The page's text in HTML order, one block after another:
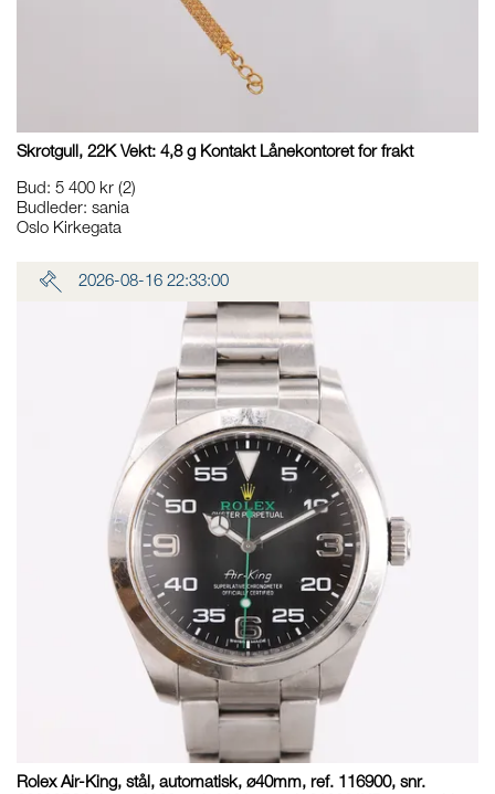
Skrotgull, 22K Vekt: 4,8 g Kontakt Lånekontoret for frakt
Bud: 5 400 kr (2)
Budleder: sania
Oslo Kirkegata
2026-08-16 22:33:00
Rolex Air-King, stål, automatisk, ø40mm, ref. 116900, snr.